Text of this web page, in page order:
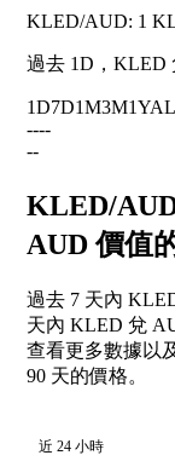
KLED/AUD: 1
過去 1D，KLED
1D7D1M3M1Y
----
--
KLED/
AUD 價值
過去 7 天內
天內 KLED 兌
查看更多數據以
90 天的價格。
近 24 小時